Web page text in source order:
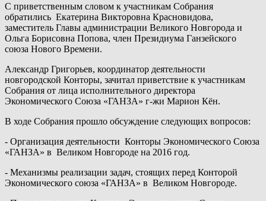
С приветственным словом к участникам Собрания
обратились Екатерина Викторовна Красновидова,
заместитель Главы администрации Великого Новгорода и
Ольга Борисовна Попова, член Президиума Ганзейского
союза Нового Времени.
Александр Григорьев, координатор деятельности
новгородской Конторы, зачитал приветствие к участникам
Собрания от лица исполнительного директора
Экономического Союза «ГАНЗА» г-жи Марион Кён.
В ходе Собрания прошло обсуждение следующих вопросов:
- Организация деятельности Конторы Экономического Союза
«ГАНЗА» в Великом Новгороде на 2016 год.
- Механизмы реализации задач, стоящих перед Конторой
Экономического союза «ГАНЗА» в Великом Новгороде.